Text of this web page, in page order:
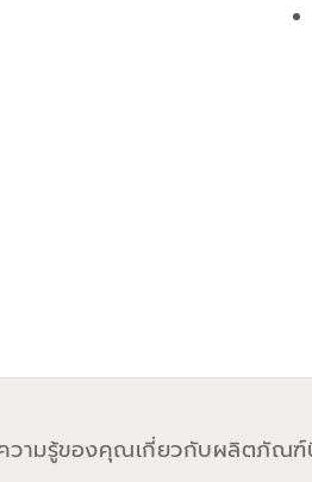
ามรู้ของคุณเกี่ยวกับผลิตภัณฑ์